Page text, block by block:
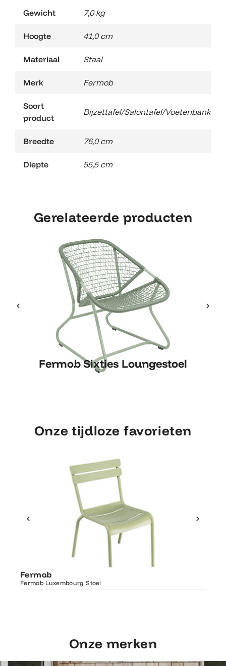
Gewicht 7,0 kg
Hoogte 41,0 cm
Materiaal Staal
Merk Fermob
Soort
product
Bijzettafel/Salontafel/Voetenbank
Breedte 76,0 cm
Diepte 55,5 cm
Gerelateerde producten
Fermob Sixties Loungestoel
Fermob Sixties Loungestoel
Onze tijdloze favorieten
Fermob
Fermob Luxembourg Stoel
Ontdek Fermob
Luxembourg Stoel
Onze merken